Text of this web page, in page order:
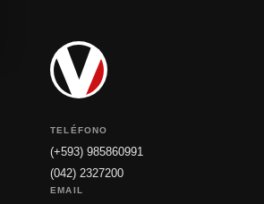
TELÉFONO
(+593) 985860991
(042) 2327200
EMAIL